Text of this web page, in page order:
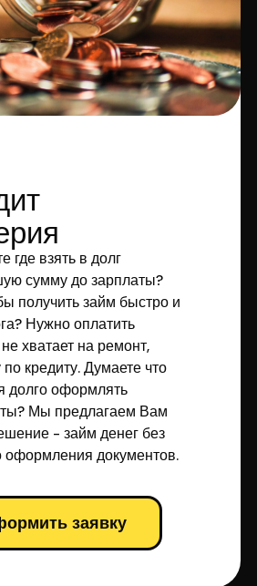
где взять в долг
сумму до зарплаты?
получить займ быстро и
Нужно оплатить
не хватает на ремонт,
кредиту. Думаете что
долго оформлять
Мы предлагаем Вам
- займ денег без
оформления документов.
заявку